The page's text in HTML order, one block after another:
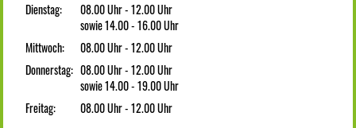
Dienstag:
08.00 Uhr - 12.00 Uhr
sowie 14.00 - 16.00 Uhr
Mittwoch:
08.00 Uhr - 12.00 Uhr
Donnerstag: 08.00 Uhr - 12.00 Uhr
sowie 14.00 - 19.00 Uhr
Freitag:
08.00 Uhr - 12.00 Uhr